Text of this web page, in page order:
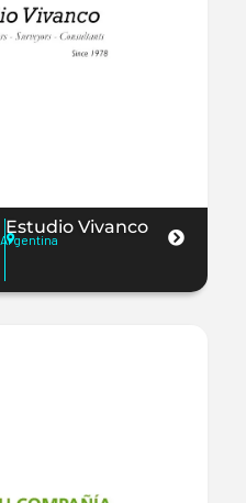
Estudio Vivanco
Argentina